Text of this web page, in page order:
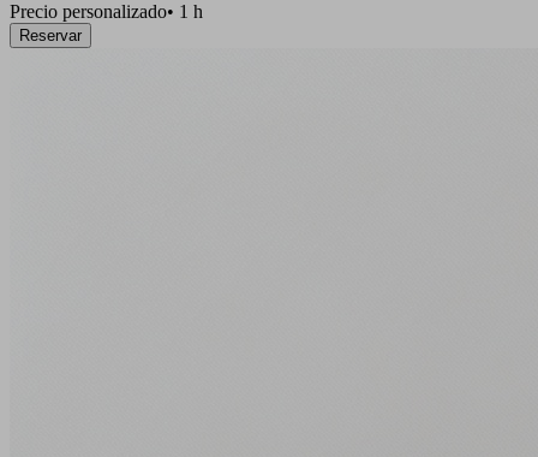
Precio personalizado• 1 h
Reservar